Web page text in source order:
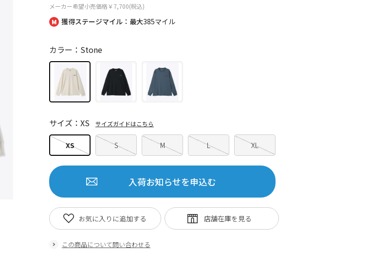
獲得ステージマイル：最大385マイル
メーカー希望小売価格￥7,700(税込)
カラー：Stone
XS S M L XL
サイズ：XS サイズガイドはこちら
入荷お知らせを申込む
この商品について問い合わせる
お気に入りに追加する